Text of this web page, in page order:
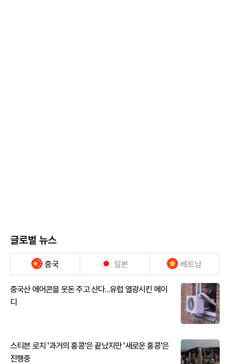
글로벌 뉴스
중국 일본 베트남
중국산 에어콘을 웃돈 주고 산다...유럽 열광시킨 메이
디
스티븐 로치 '과거의 홍콩'은 끝났지만 '새로운 홍콩'은
진행중